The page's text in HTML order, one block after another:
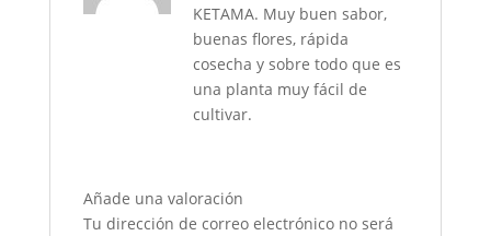
KETAMA. Muy buen sabor,
buenas flores, rápida
cosecha y sobre todo que es
una planta muy fácil de
cultivar.
Añade una valoración
Tu dirección de correo electrónico no será